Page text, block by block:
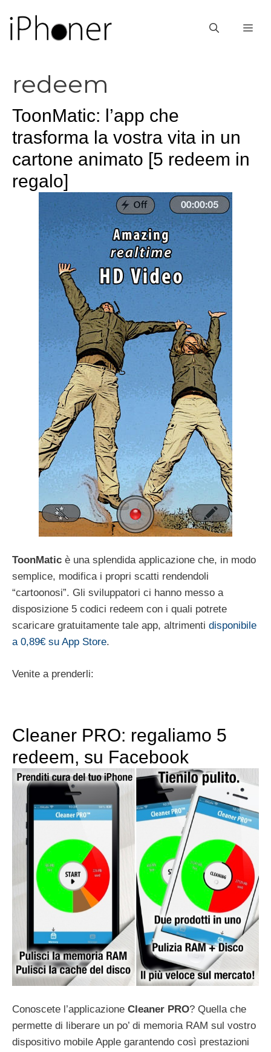
contenuto
redeem
ToonMatic: l’app che
trasforma la vostra vita in un
cartone animato [5 redeem in
regalo]
ToonMatic è una splendida applicazione che, in modo
semplice, modifica i propri scatti rendendoli
“cartoonosi”. Gli sviluppatori ci hanno messo a
disposizione 5 codici redeem con i quali potrete
scaricare gratuitamente tale app, altrimenti disponibile
a 0,89€ su App Store.
Venite a prenderli:
Cleaner PRO: regaliamo 5
redeem, su Facebook
Conoscete l’applicazione Cleaner PRO? Quella che
permette di liberare un po’ di memoria RAM sul vostro
dispositivo mobile Apple garantendo così prestazioni